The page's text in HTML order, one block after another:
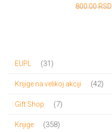
800.00RSD
EUPL 3131
Knjige na velikoj akciji 4242
Gift Shop 77
Knjige 358358